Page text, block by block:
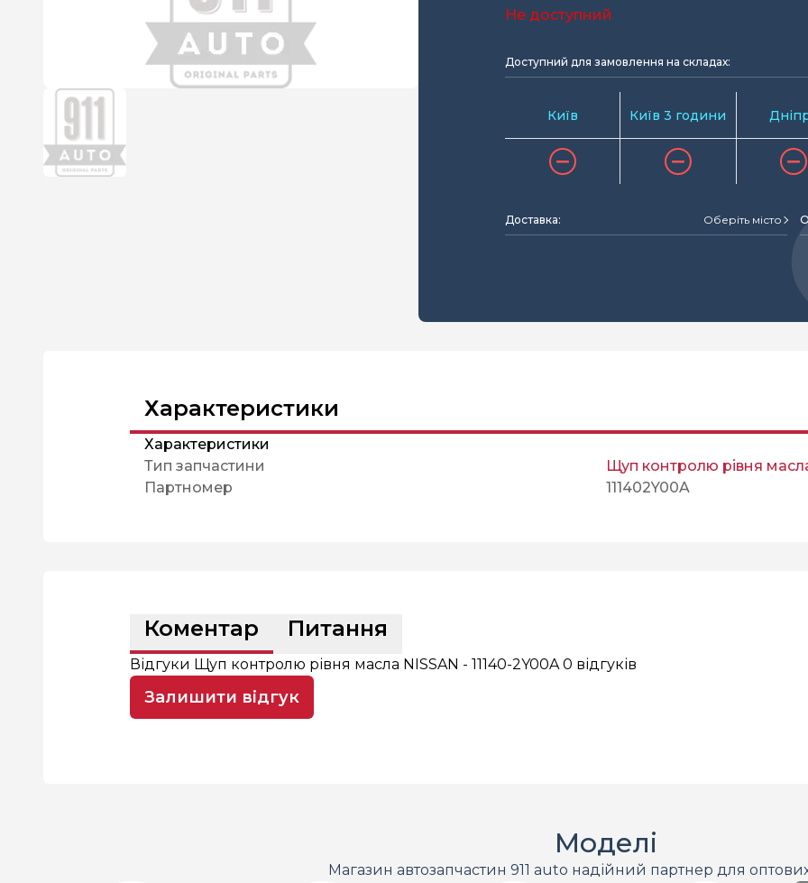
Не доступний
Доступний для замовлення на складах:
Київ Київ 3 години
Доставка: Оберіть місто
Характеристики
Характеристики
Тип запчастини
Щуп контролю рівня
Партномер
111402Y00A
Коментар Питання
Відгуки Щуп контролю рівня масла NISSAN - 11140-2Y00A0 відгуків
Залишити відгук
Моделі
Магазин автозапчастин 911 auto надійний партнер для